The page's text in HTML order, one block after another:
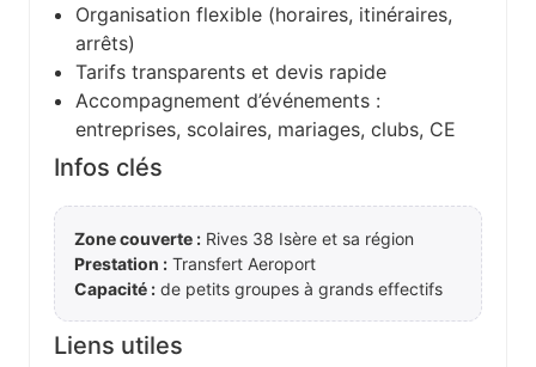
Organisation flexible (horaires, itinéraires,
arrêts)
Tarifs transparents et devis rapide
Accompagnement d’événements :
entreprises, scolaires, mariages, clubs, CE
Infos clés
Zone couverte : Rives 38 Isère et sa région
Prestation : Transfert Aeroport
Capacité : de petits groupes à grands effectifs
Liens utiles